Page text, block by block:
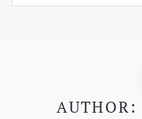
AUTHOR: